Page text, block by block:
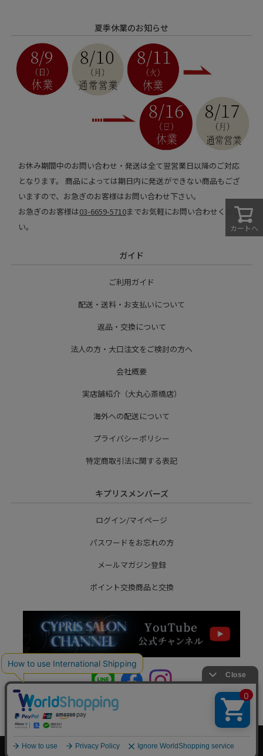
カートへ
夏季休業のお知らせ
お休み期間中のお問い合わせ・発送は全て翌営業日以降のご対応
となります。 商品によっては期日内に発送ができない商品もござ
いますので、お急ぎのお客様はお問い合わせ下さい。
お急ぎのお客様は03-6659-5710までお気軽にお問い合わせくださ
い。
ガイド
ご利用ガイド
配送・送料・お支払いについて
返品・交換について
法人の方・大口注文をご検討の方へ
会社概要
実店舗紹介（大丸心斎橋店）
海外への配送について
プライバシーポリシー
特定商取引法に関する表記
キプリスメンバーズ
ログイン/マイページ
パスワードをお忘れの方
メールマガジン登録
ポイント交換商品と交換
Copyright © MORPHO Co.,Ltd. All Rights Reserved